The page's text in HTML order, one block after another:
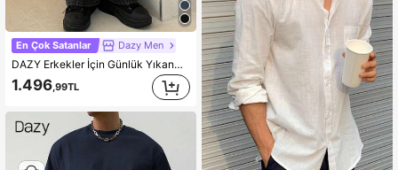
En Çok Satanlar Dazy Men
DAZY Erkekler İçin Günlük Yıkanmış Vintage Düz Paça Kot Pantolon Sonbahar, Kış
1.496,99TL